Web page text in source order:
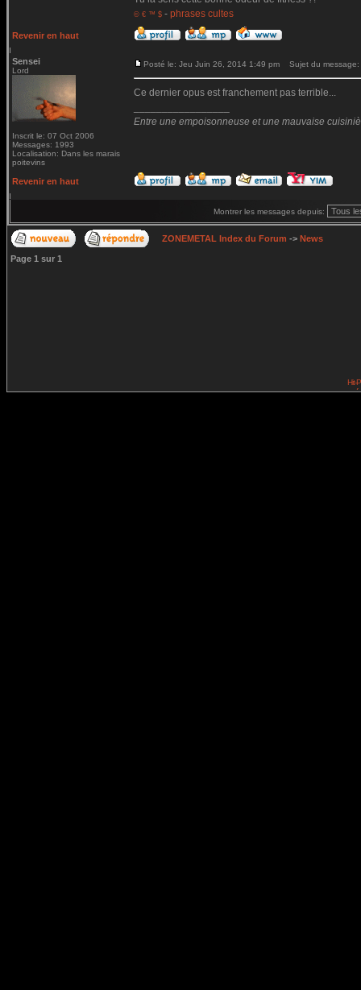
© € ™ $ - phrases cultes
Revenir en haut
Sensei
Lord
Inscrit le: 07 Oct 2006
Messages: 1993
Localisation: Dans les marais
poitevins
Posté le: Jeu Juin 26, 2014 1:49 pm Sujet du message:
Ce dernier opus est franchement pas terrible...
Entre une empoisonneuse et une mauvaise
Revenir en haut
Montrer les messages depuis:
ZONEMETAL Index du Forum -> News
Page 1 sur 1